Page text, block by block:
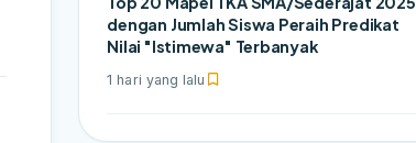
dengan Jumlah Siswa Peraih Predikat
Nilai "Istimewa" Terbanyak
1 hari yang lalu